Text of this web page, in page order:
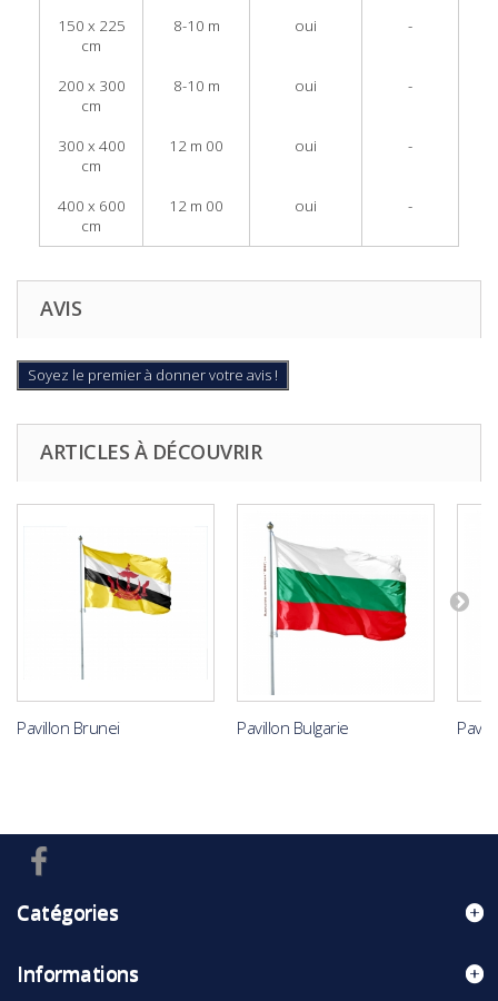
150 x 225
cm
8-10 m oui -
200 x 300
cm
8-10 m oui -
300 x 400
cm
12 m 00 oui -
400 x 600
cm
12 m 00 oui -
AVIS
Soyez le premier à donner votre avis !
ARTICLES À DÉCOUVRIR
Pavillon Brunei Pavillon Bulgarie
Catégories
Informations